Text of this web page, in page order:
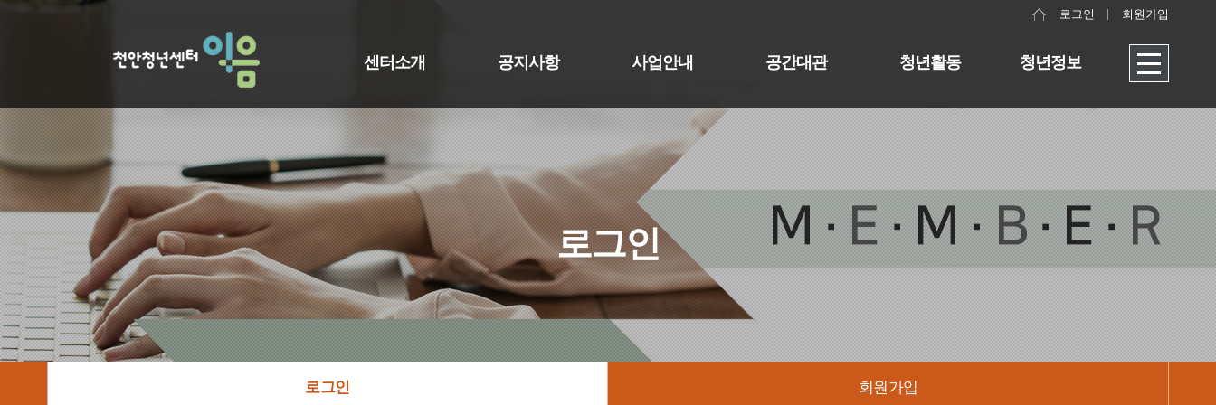
로그인 회원가입
센터소개 공지사항 사업안내 공간대관 청년활동 청년정보
로그인
로그인 회원가입